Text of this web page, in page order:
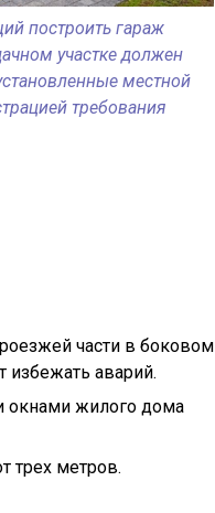
построить гараж
участке должен
местной
требования
части в боковом
избежать аварий.
окнами жилого дома
трех метров.